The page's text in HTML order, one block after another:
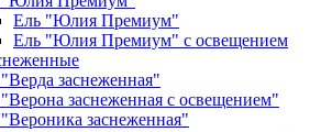
Ель "Юлия Премиум"
Ель "Юлия Премиум" с освещением
заснеженная"
заснеженная с освещением"
заснеженная"